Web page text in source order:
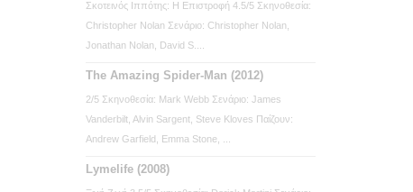
Σκοτεινός Ιππότης: Η Επιστροφή 4.5/5 Σκηνοθεσία:
Christopher Nolan Σενάριο: Christopher Nolan,
Jonathan Nolan, David S....
The Amazing Spider-Man (2012)
2/5 Σκηνοθεσία: Mark Webb Σενάριο: James
Vanderbilt, Alvin Sargent, Steve Kloves Παίζουν:
Andrew Garfield, Emma Stone, ...
Lymelife (2008)